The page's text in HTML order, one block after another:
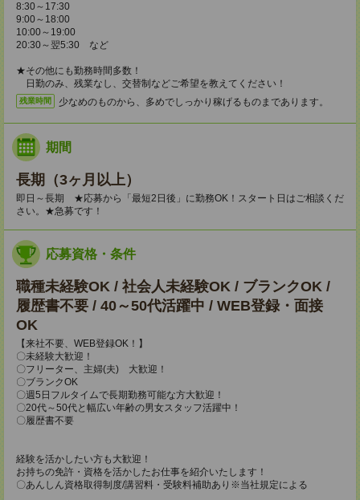
8:30～17:30
9:00～18:00
10:00～19:00
20:30～翌5:30 など
★その他にも勤務時間多数！
日勤のみ、残業なし、交替制などご希望を教えてください！
残業時間 少なめのものから、多めでしっかり稼げるものまであります。
期間
長期（3ヶ月以上）
即日～長期 ★応募から「最短2日後」に勤務OK！スタート日はご相談くだ
さい。★急募です！
応募資格・条件
職種未経験OK / 社会人未経験OK / ブランクOK /
履歴書不要 / 40～50代活躍中 / WEB登録・面接
OK
【来社不要、WEB登録OK！】
〇未経験大歓迎！
〇フリーター、主婦(夫) 大歓迎！
〇ブランクOK
〇週5日フルタイムで長期勤務可能な方大歓迎！
〇20代～50代と幅広い年齢の男女スタッフ活躍中！
〇履歴書不要
経験を活かしたい方も大歓迎！
お持ちの免許・資格を活かしたお仕事を紹介いたします！
〇あんしん資格取得制度/講習料・受験料補助あり※当社規定による